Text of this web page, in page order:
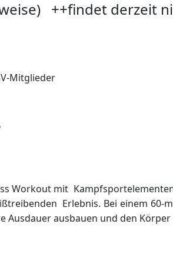
++findet derzeit
Mitglieder
Workout mit
Erlebnis. Bei einem
Ausdauer ausbauen und den